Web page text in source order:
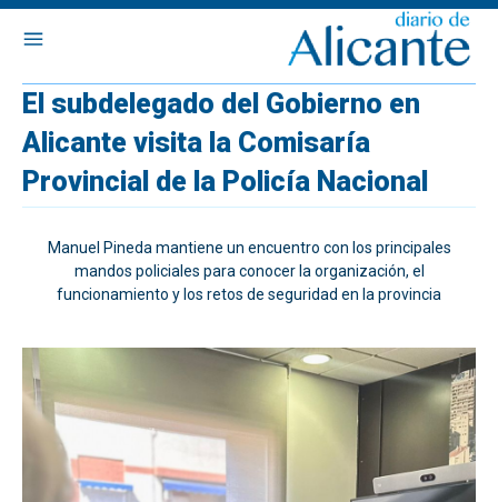
El subdelegado del Gobierno en
Alicante visita la Comisaría
Provincial de la Policía Nacional
Manuel Pineda mantiene un encuentro con los principales
mandos policiales para conocer la organización, el
funcionamiento y los retos de seguridad en la provincia